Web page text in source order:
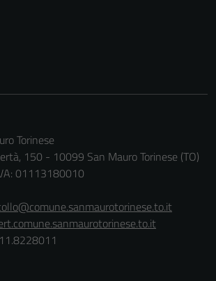
Torinese
150 - 10099 San Mauro Torinese (TO)
01113180010